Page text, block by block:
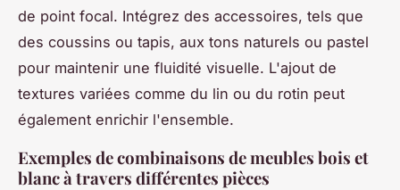
de point focal. Intégrez des accessoires, tels que
des coussins ou tapis, aux tons naturels ou pastel
pour maintenir une fluidité visuelle. L'ajout de
textures variées comme du lin ou du rotin peut
également enrichir l'ensemble.
Exemples de combinaisons de meubles bois et
blanc à travers différentes pièces